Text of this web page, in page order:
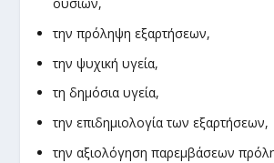
την πρόληψη εξαρτήσεων,
την ψυχική υγεία,
τη δημόσια υγεία,
την επιδημιολογία των εξαρτήσεων,
την αξιολόγηση παρεμβάσεων